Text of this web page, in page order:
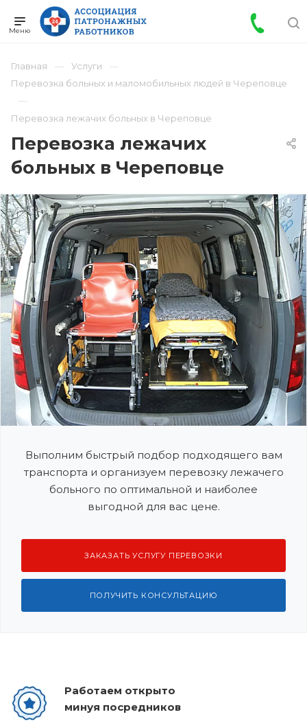
Главная
Услуги
Перевозка больных и маломобильных людей в Череповце
Перевозка лежачих больных в Череповце
Перевозка лежачих
больных в Череповце
Выполним быстрый подбор подходящего вам
транспорта и организуем перевозку лежачего
больного по оптимальной и наиболее
выгодной для вас цене.
ЗАКАЗАТЬ УСЛУГУ ПЕРЕВОЗКИ
ПОЛУЧИТЬ КОНСУЛЬТАЦИЮ
Работаем открыто
минуя посредников